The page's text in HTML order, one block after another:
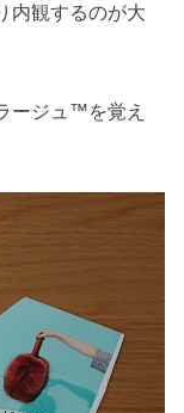
内観するのが大
ージュ™を覚え